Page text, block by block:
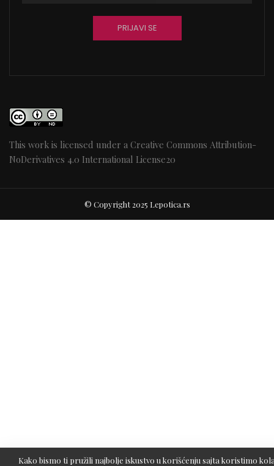
This work is licensed under a Creative Commons Attribution-
NoDerivatives 4.0 International License20
© Copyright 2025 Lepotica.rs
Kako bismo ti pružili najbolje iskustvo u korišćenju sajta koristimo